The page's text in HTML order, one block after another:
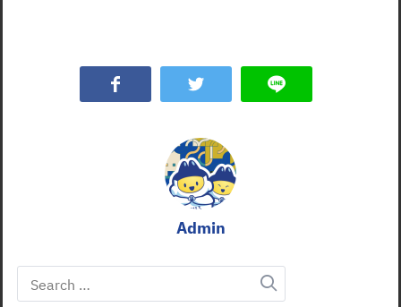
Admin
Search
for: